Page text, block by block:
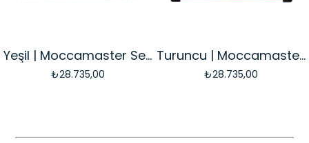
Yeşil | Moccamaster Select Filtre Kahve Makinesi Cam Potlu Turuncu | Moccamaster Select Filtre Kahve Makinesi Cam Potlu
₺28.735,00 ₺28.735,00